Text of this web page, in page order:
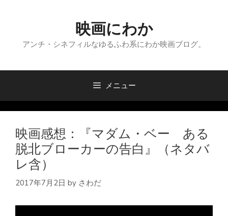
へ
映画にわか
アンチ・シネフィルなゆるふわ系にわか映画ブログ。
メニュー
映画感想：『マダム・ベー ある
脱北ブローカーの告白』（ネタバ
レ含）
2017年7月2日 by さわだ